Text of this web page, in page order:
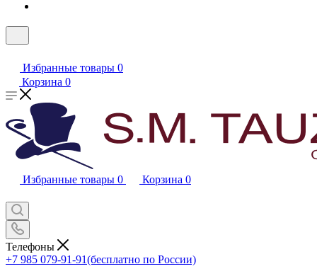
Избранные товары 0
Корзина 0
Избранные товары 0 Корзина 0
Телефоны
+7 985 079-91-91(бесплатно по России)